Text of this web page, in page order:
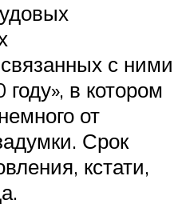
с ними
в котором
от
Срок
кстати,